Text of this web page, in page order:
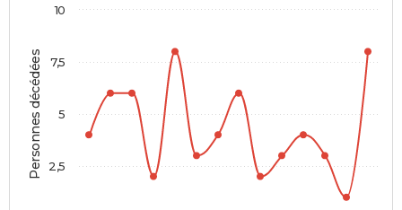
Personnes décédées
10
2,5
5
7,5